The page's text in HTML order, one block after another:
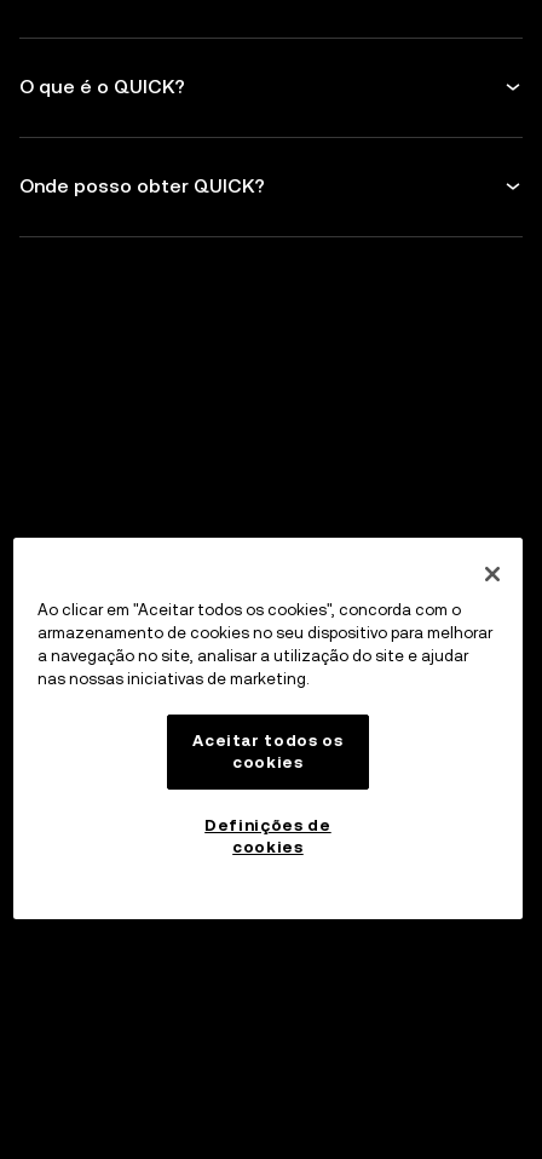
O que é o QUICK?
Onde posso obter QUICK?
Ao clicar em "Aceitar todos os cookies", concorda com o
armazenamento de cookies no seu dispositivo para melhorar
a navegação no site, analisar a utilização do site e ajudar
nas nossas iniciativas de marketing.
Aceitar todos os
cookies
Definições de
cookies